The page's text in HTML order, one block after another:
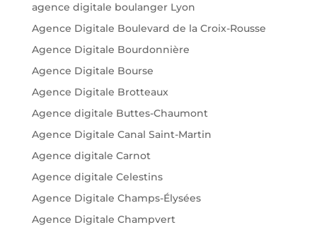
agence digitale boulanger Lyon
Agence Digitale Boulevard de la Croix-Rousse
Agence Digitale Bourdonnière
Agence Digitale Bourse
Agence Digitale Brotteaux
Agence digitale Buttes-Chaumont
Agence Digitale Canal Saint-Martin
Agence digitale Carnot
Agence digitale Celestins
Agence Digitale Champs-Élysées
Agence Digitale Champvert